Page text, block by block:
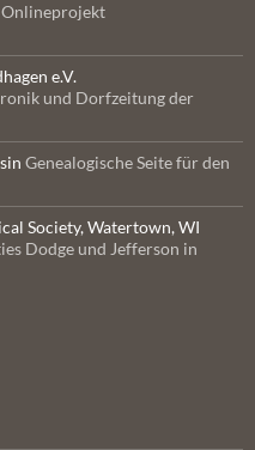
Onlineprojekt
e.V.
und Dorfzeitung der
Genealogische Seite für den
Society, Watertown, WI
Dodge und Jefferson in